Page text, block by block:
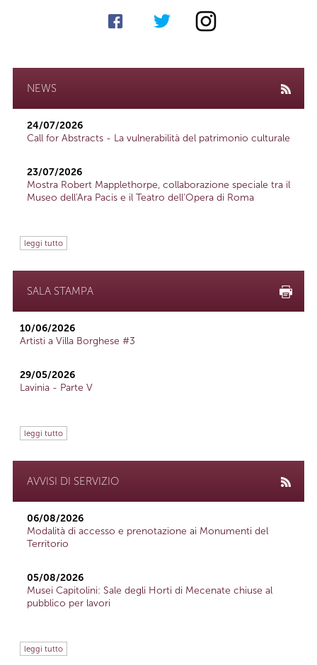
NEWS
24/07/2026
Call for Abstracts - La vulnerabilità del patrimonio culturale
23/07/2026
Mostra Robert Mapplethorpe, collaborazione speciale tra il
Museo dell'Ara Pacis e il Teatro dell'Opera di Roma
leggi tutto
SALA STAMPA
10/06/2026
Artisti a Villa Borghese #3
29/05/2026
Lavinia - Parte V
leggi tutto
AVVISI DI SERVIZIO
06/08/2026
Modalità di accesso e prenotazione ai Monumenti del
Territorio
05/08/2026
Musei Capitolini: Sale degli Horti di Mecenate chiuse al
pubblico per lavori
leggi tutto